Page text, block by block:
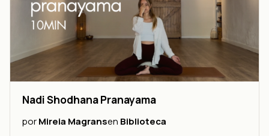
Nadi Shodhana Pranayama
porMireia Magransen Biblioteca